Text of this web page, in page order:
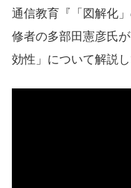
通信教育『「図解化
修者の多部田憲彦氏
効性」について解説